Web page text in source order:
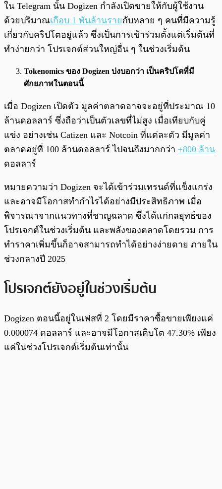
ใน Telegram นั้น Dogizen กำลังเปิดขายให้กับผู้ใช้งาน
ด้วยปริมาณเกือบ 1 พันล้านรายกับหลาย ๆ คนที่มีความรู้
เกี่ยวกับคริปโตอยู่แล้ว ซึ่งเป็นการเข้าร่วมตั้งแต่เริ่มต้นที่
ทำง่ายกว่า โปรเจกต์ส่วนใหญ่อื่น ๆ ในช่วงเริ่มต้น
Tokenomics ของ Dogizen บ่งบอกว่า เป็นคริปโตที่มี
ศักยภาพในตอนนี้
เมื่อ Dogizen เปิดตัว มูลค่าตลาดอาจจะอยู่ที่ประมาณ 10
ล้านดอลลาร์ ซึ่งถือว่าเป็นตัวเลขที่ไม่สูง เมื่อเทียบกับคู่
แข่ง อย่างเช่น Catizen และ Notcoin ที่แต่ละตัว มีมูลค่า
ตลาดอยู่ที่ 100 ล้านดอลลาร์ ไปจนถึงมากกว่า +800 ล้าน
ดอลลาร์
หมายความว่า Dogizen จะได้เข้าร่วมเทรนด์ที่แข็งแกร่ง
และอาจมีโอกาสทำกำไรได้อย่างมีประสิทธิภาพ เมื่อ
พิจารณาจากแนวทางที่ชาญฉลาด ซึ่งได้แก่กลยุทธ์ของ
โปรเจกต์ในช่วงเริ่มต้น และพลังของตลาดโดยรวม การ
ทำราคาเพิ่มขึ้นก็อาจสามารถทำได้อย่างง่ายดาย ภายใน
ช่วงกลางปี 2025
โปรเจกต์ยังอยู่ในช่วงเริ่มต้น
Dogizen ตอนนี้อยู่ในเฟสที่ 2 โดยมีราคาซื้อขายเพียงแค่
0.000074 ดอลลาร์ และอาจมีโอกาสเติบโต 47.30% เพียง
แค่ในช่วงโปรเจกต์เริ่มต้นเท่านั้น